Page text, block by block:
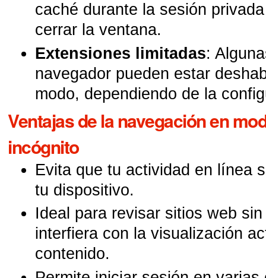
caché durante la sesión
cerrar la ventana.
Extensiones limitadas:
navegador pueden estar
modo, dependiendo de la
Ventajas de la navegación en
incógnito
Evita que tu actividad en línea
tu dispositivo.
Ideal para revisar sitios web
interfiera con la visualización
contenido.